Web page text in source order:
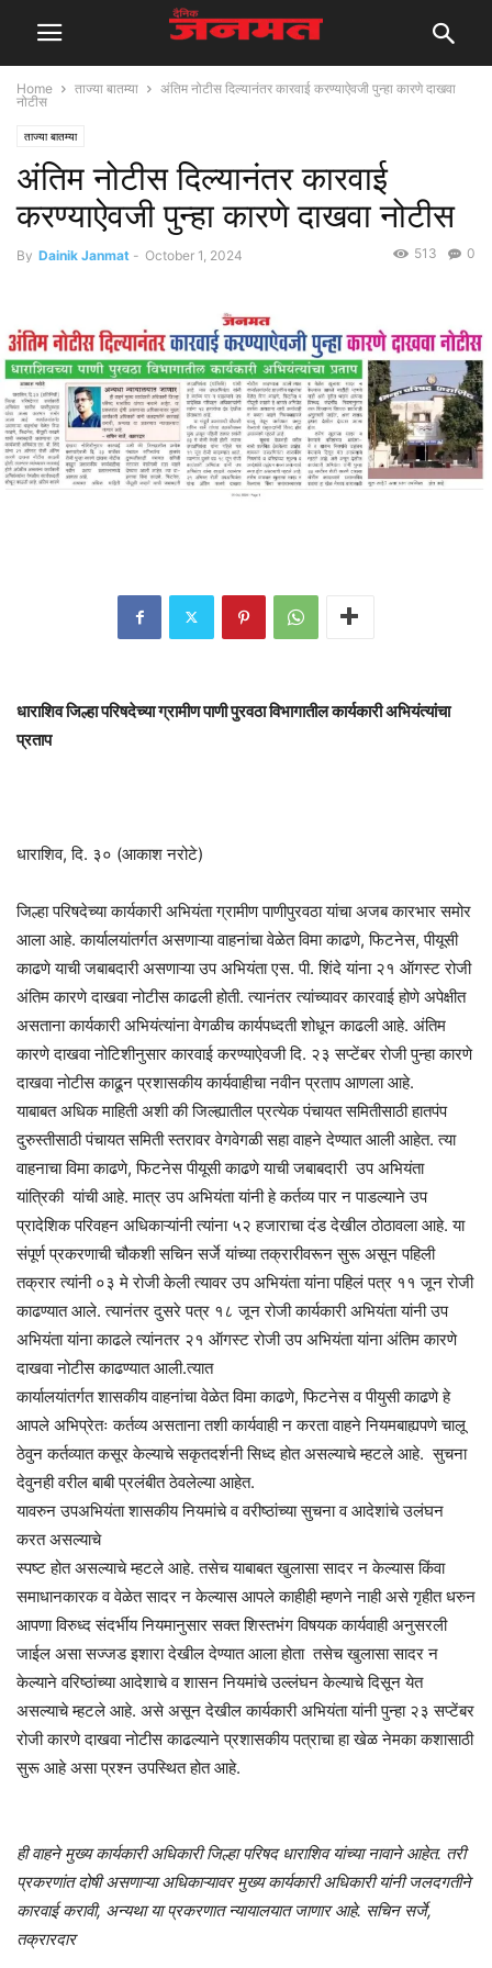
Home ताज्या बातम्या
अंतिम नोटीस दिल्यानंतर कारवाई करण्याऐवजी पुन्हा कारणे दाखवा
नोटीस
ताज्या बातम्या
अंतिम नोटीस दिल्यानंतर कारवाई
करण्याऐवजी पुन्हा कारणे दाखवा नोटीस
By Dainik Janmat - October 1, 2024 0
513
धाराशिव जिल्हा परिषदेच्या ग्रामीण पाणी पुरवठा विभागातील कार्यकारी अभियंत्यांचा
प्रताप
धाराशिव, दि. ३० (आकाश नरोटे)
जिल्हा परिषदेच्या कार्यकारी अभियंता ग्रामीण पाणीपुरवठा यांचा अजब कारभार समोर
आला आहे. कार्यालयांतर्गत असणाऱ्या वाहनांचा वेळेत विमा काढणे, फिटनेस, पीयूसी
काढणे याची जबाबदारी असणाऱ्या उप अभियंता एस. पी. शिंदे यांना २१ ऑगस्ट रोजी
अंतिम कारणे दाखवा नोटीस काढली होती. त्यानंतर त्यांच्यावर कारवाई होणे अपेक्षीत
असताना कार्यकारी अभियंत्यांना वेगळीच कार्यपध्दती शोधून काढली आहे. अंतिम
कारणे दाखवा नोटिशीनुसार कारवाई करण्याऐवजी दि. २३ सप्टेंबर रोजी पुन्हा कारणे
दाखवा नोटीस काढून प्रशासकीय कार्यवाहीचा नवीन प्रताप आणला आहे.
याबाबत अधिक माहिती अशी की जिल्ह्यातील प्रत्येक पंचायत समितीसाठी हातपंप
दुरुस्तीसाठी पंचायत समिती स्तरावर वेगवेगळी सहा वाहने देण्यात आली आहेत. त्या
वाहनाचा विमा काढणे, फिटनेस पीयूसी काढणे याची जबाबदारी उप अभियंता
यांत्रिकी यांची आहे. मात्र उप अभियंता यांनी हे कर्तव्य पार न पाडल्याने उप
प्रादेशिक परिवहन अधिकाऱ्यांनी त्यांना ५२ हजाराचा दंड देखील ठोठावला आहे. या
संपूर्ण प्रकरणाची चौकशी सचिन सर्जे यांच्या तक्रारीवरून सुरू असून पहिली
तक्रार त्यांनी ०३ मे रोजी केली त्यावर उप अभियंता यांना पहिलं पत्र ११ जून रोजी
काढण्यात आले. त्यानंतर दुसरे पत्र १८ जून रोजी कार्यकारी अभियंता यांनी उप
अभियंता यांना काढले त्यांनतर २१ ऑगस्ट रोजी उप अभियंता यांना अंतिम कारणे
दाखवा नोटीस काढण्यात आली.त्यात
कार्यालयांतर्गत शासकीय वाहनांचा वेळेत विमा काढणे, फिटनेस व पीयुसी काढणे हे
आपले अभिप्रेतः कर्तव्य असताना तशी कार्यवाही न करता वाहने नियमबाह्यपणे चालू
ठेवुन कर्तव्यात कसूर केल्याचे सकृतदर्शनी सिध्द होत असल्याचे म्हटले आहे. सुचना
देवुनही वरील बाबी प्रलंबीत ठेवलेल्या आहेत.
यावरुन उपअभियंता शासकीय नियमांचे व वरीष्ठांच्या सुचना व आदेशांचे उलंघन
करत असल्याचे
स्पष्ट होत असल्याचे म्हटले आहे. तसेच याबाबत खुलासा सादर न केल्यास किंवा
समाधानकारक व वेळेत सादर न केल्यास आपले काहीही म्हणने नाही असे गृहीत धरुन
आपणा विरुध्द संदर्भीय नियमानुसार सक्त शिस्तभंग विषयक कार्यवाही अनुसरली
जाईल असा सज्जड इशारा देखील देण्यात आला होता तसेच खुलासा सादर न
केल्याने वरिष्ठांच्या आदेशाचे व शासन नियमांचे उल्लंघन केल्याचे दिसून येत
असल्याचे म्हटले आहे. असे असून देखील कार्यकारी अभियंता यांनी पुन्हा २३ सप्टेंबर
रोजी कारणे दाखवा नोटीस काढल्याने प्रशासकीय पत्राचा हा खेळ नेमका कशासाठी
सुरू आहे असा प्रश्न उपस्थित होत आहे.
ही वाहने मुख्य कार्यकारी अधिकारी जिल्हा परिषद धाराशिव यांच्या नावाने आहेत. तरी
प्रकरणांत दोषी असणाऱ्या अधिकाऱ्यावर मुख्य कार्यकारी अधिकारी यांनी जलदगतीने
कारवाई करावी, अन्यथा या प्रकरणात न्यायालयात जाणार आहे. सचिन सर्जे,
तक्रारदार